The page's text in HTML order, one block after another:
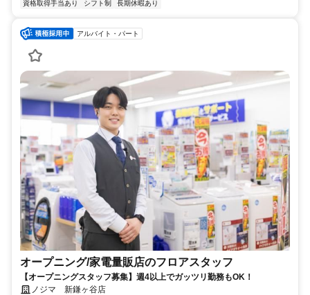
資格取得手当あり
シフト制 長期休暇あり
アルバイト・パート
オープニング/家電量販店のフロアスタッフ
【オープニングスタッフ募集】週4以上でガッツリ勤務もOK！
ノジマ 新鎌ヶ谷店